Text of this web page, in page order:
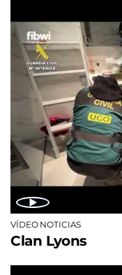
VÍDEO NOTICIAS
Clan Lyons